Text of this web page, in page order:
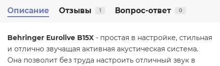
Описание Отзывы 1 Вопрос-ответ 0
Behringer Eurolive B15X - простая в настройке, стильная
и отлично звучащая активная акустическая система.
Она позволит без труда настроить отличный звук в